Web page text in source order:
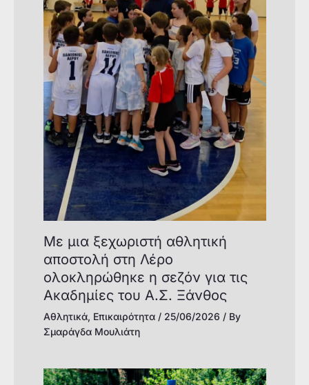
Με μια ξεχωριστή αθλητική
αποστολή στη Λέρο
ολοκληρώθηκε η σεζόν για τις
Ακαδημίες του Α.Σ. Ξάνθος
Αθλητικά, Επικαιρότητα/ 25/06/2026 / By
Σμαράγδα Μουλιάτη